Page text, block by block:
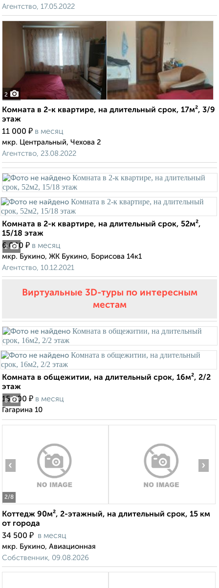
Агентство, 17.05.2022
2
Комната в 2-к квартире, на длительный срок, 17м², 3/9
этаж
11 000 ₽ в месяц
мкр. Центральный, Чехова 2
Агентство, 23.08.2022
2
Комната в 2-к квартире, на длительный срок, 52м²,
15/18 этаж
6 000 ₽ в месяц
мкр. Букино, ЖК Букино, Борисова 14к1
Агентство, 10.12.2021
Виртуальные 3D-туры по интересным
местам
8
Комната в общежитии, на длительный срок, 16м², 2/2
этаж
15 000 ₽ в месяц
Гагарина 10
2/8
‹ ›
Коттедж 90м², 2-этажный, на длительный срок, 15 км
от города
34 500 ₽ в месяц
мкр. Букино, Авиационная
Собственник, 09.08.2026